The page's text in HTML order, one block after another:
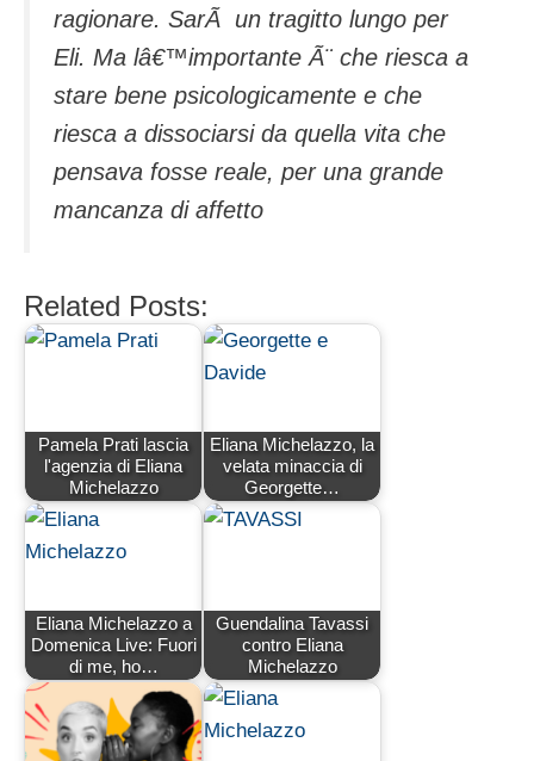
ragionare. SarÃ un tragitto lungo per
Eli. Ma lâ€™importante Ã¨ che riesca a
stare bene psicologicamente e che
riesca a dissociarsi da quella vita che
pensava fosse reale, per una grande
mancanza di affetto
Related Posts:
Pamela Prati lascia
l'agenzia di Eliana
Michelazzo
Eliana Michelazzo, la
velata minaccia di
Georgette…
Eliana Michelazzo a
Domenica Live: Fuori
di me, ho…
Guendalina Tavassi
contro Eliana
Michelazzo